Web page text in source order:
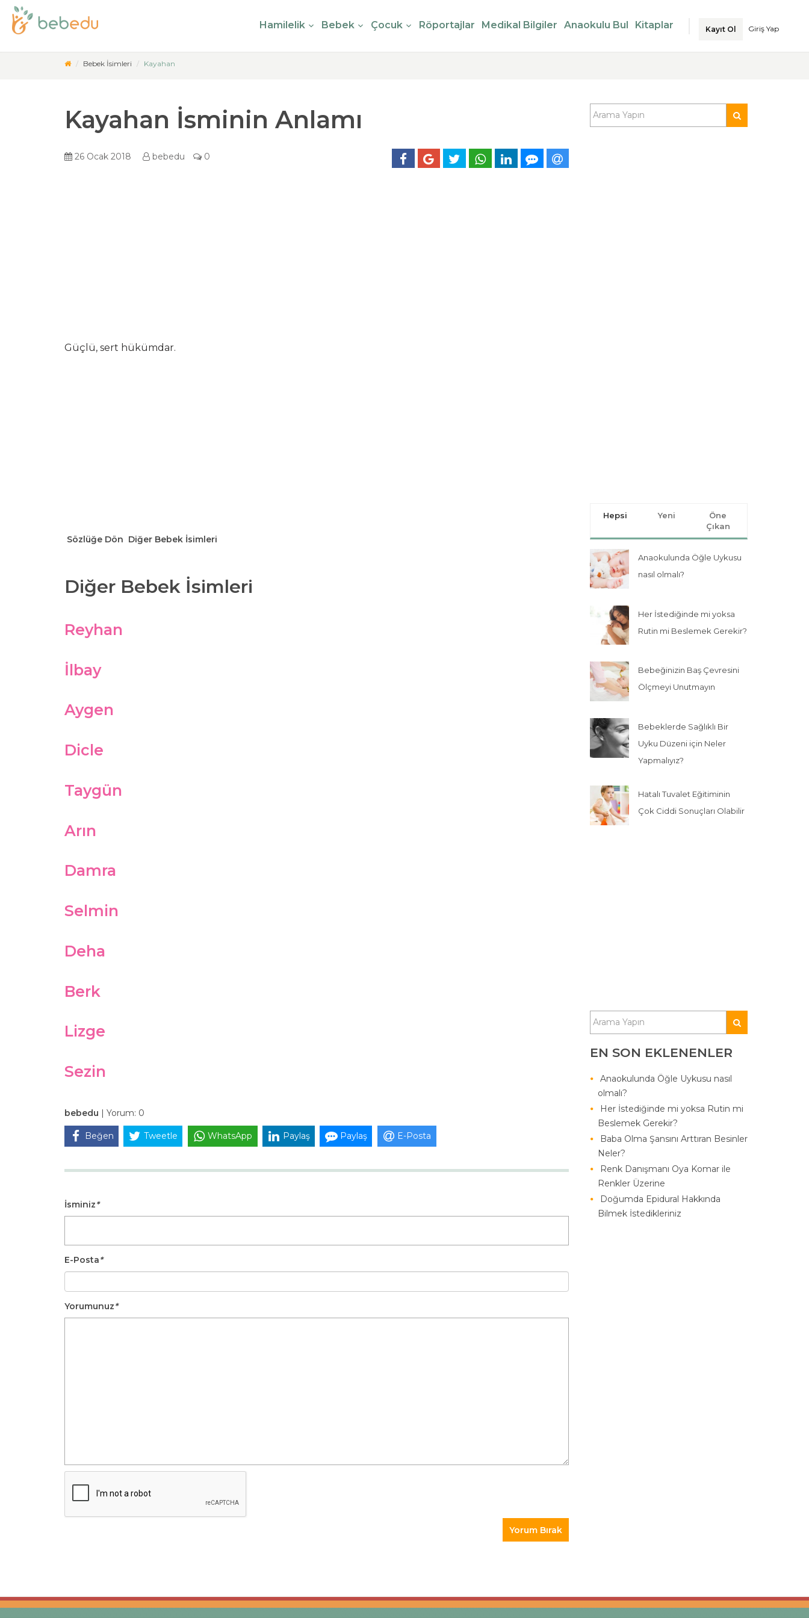
Hamilelik Bebek Çocuk Röportajlar Medikal Bilgiler Anaokulu Bul Kitaplar Kayıt Ol Giriş Yap
Bebek İsimleri Kayahan
Kayahan İsminin Anlamı
26 Ocak 2018 bebedu 0
Güçlü, sert hükümdar.
Sözlüğe Dön Diğer Bebek İsimleri
Diğer Bebek İsimleri
Reyhan
İlbay
Aygen
Dicle
Taygün
Arın
Damra
Selmin
Deha
Berk
Lizge
Sezin
bebedu | Yorum: 0
Beğen Tweetle WhatsApp Paylaş Paylaş E-Posta
İsminiz*
E-Posta*
Yorumunuz*
Hepsi Yeni
Öne
Çıkan
Anaokulunda Öğle Uykusu
nasıl olmalı?
Her İstediğinde mi yoksa
Rutin mi Beslemek Gerekir?
Bebeğinizin Baş Çevresini
Ölçmeyi Unutmayın
Bebeklerde Sağlıklı Bir
Uyku Düzeni için Neler
Yapmalıyız?
Hatalı Tuvalet Eğitiminin
Çok Ciddi Sonuçları Olabilir
EN SON EKLENENLER
Anaokulunda Öğle Uykusu nasıl
olmalı?
Her İstediğinde mi yoksa Rutin mi
Beslemek Gerekir?
Baba Olma Şansını Arttıran Besinler
Neler?
Renk Danışmanı Oya Komar ile
Renkler Üzerine
Doğumda Epidural Hakkında
Bilmek İstedikleriniz